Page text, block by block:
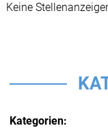
Keine
Kategorien: